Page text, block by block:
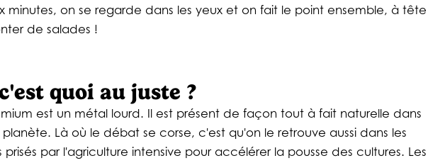
minutes, on se regarde dans les yeux et on fait le point ensemble, à tête
de salades !
quoi au juste ?
est un métal lourd. Il est présent de façon tout à fait naturelle dans
Là où le débat se corse, c'est qu'on le retrouve aussi dans les
prisés par l'agriculture intensive pour accélérer la pousse des cultures. Les